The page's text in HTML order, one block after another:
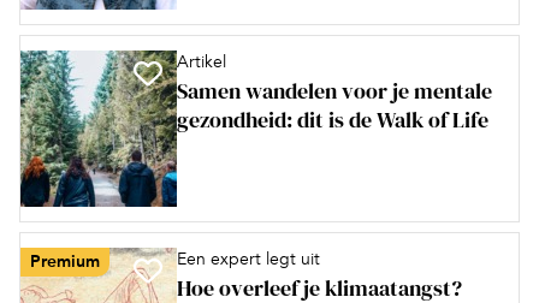
Artikel
Samen wandelen voor je mentale
gezondheid: dit is de Walk of Life
Premium Een expert legt uit
Hoe overleef je klimaatangst?